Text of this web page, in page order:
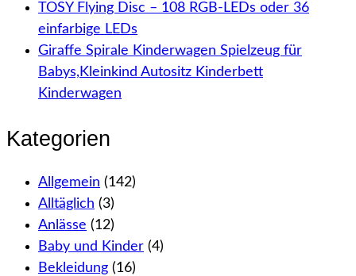
TOSY Flying Disc – 108 RGB-LEDs oder 36
einfarbige LEDs
Giraffe Spirale Kinderwagen Spielzeug für
Babys,Kleinkind Autositz Kinderbett
Kinderwagen
Kategorien
Allgemein (142)
Alltäglich (3)
Anlässe (12)
Baby und Kinder (4)
Bekleidung (16)